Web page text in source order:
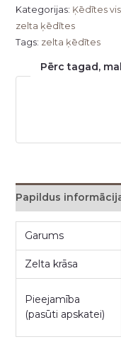
Kategorijas: Ķēdītes
zelta ķēdītes
Tags: zelta ķēdītes
Pērc tagad,
Papildus
Garums
Zelta krāsa
Pieejamība
(pasūti apskatei)